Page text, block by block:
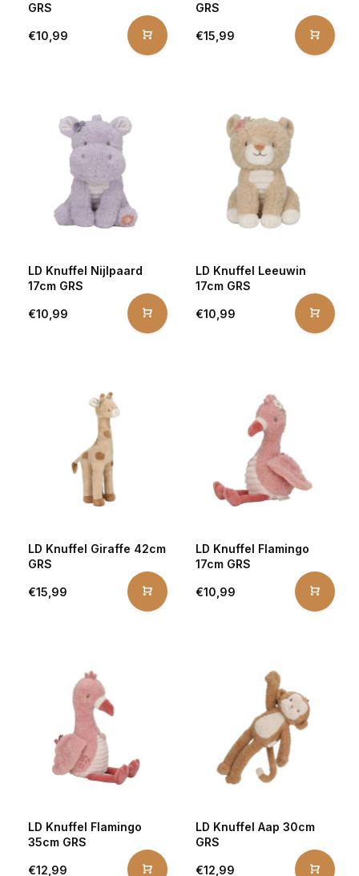
GRS
€10,99
GRS
€15,99
LD Knuffel Nijlpaard
17cm GRS
€10,99
LD Knuffel Leeuwin
17cm GRS
€10,99
LD Knuffel Giraffe 42cm
GRS
€15,99
LD Knuffel Flamingo
17cm GRS
€10,99
LD Knuffel Flamingo
35cm GRS
€12,99
LD Knuffel Aap 30cm
GRS
€12,99